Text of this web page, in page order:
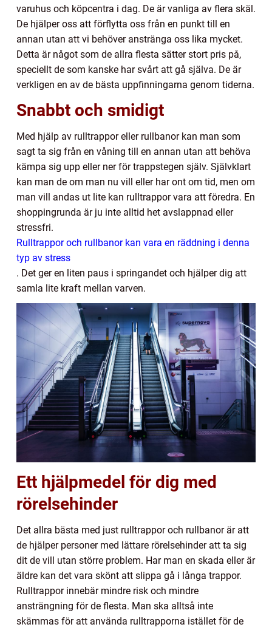
varuhus och köpcentra i dag. De är vanliga av flera skäl.
De hjälper oss att förflytta oss från en punkt till en
annan utan att vi behöver anstränga oss lika mycket.
Detta är något som de allra flesta sätter stort pris på,
speciellt de som kanske har svårt att gå själva. De är
verkligen en av de bästa uppfinningarna genom tiderna.
Snabbt och smidigt
Med hjälp av rulltrappor eller rullbanor kan man som
sagt ta sig från en våning till en annan utan att behöva
kämpa sig upp eller ner för trappstegen själv. Självklart
kan man de om man nu vill eller har ont om tid, men om
man vill andas ut lite kan rulltrappor vara att föredra. En
shoppingrunda är ju inte alltid het avslappnad eller
stressfri.
Rulltrappor och rullbanor kan vara en räddning i denna
typ av stress
. Det ger en liten paus i springandet och hjälper dig att
samla lite kraft mellan varven.
Ett hjälpmedel för dig med
rörelsehinder
Det allra bästa med just rulltrappor och rullbanor är att
de hjälper personer med lättare rörelsehinder att ta sig
dit de vill utan större problem. Har man en skada eller är
äldre kan det vara skönt att slippa gå i långa trappor.
Rulltrappor innebär mindre risk och mindre
ansträngning för de flesta. Man ska alltså inte
skämmas för att använda rulltrapporna istället för de